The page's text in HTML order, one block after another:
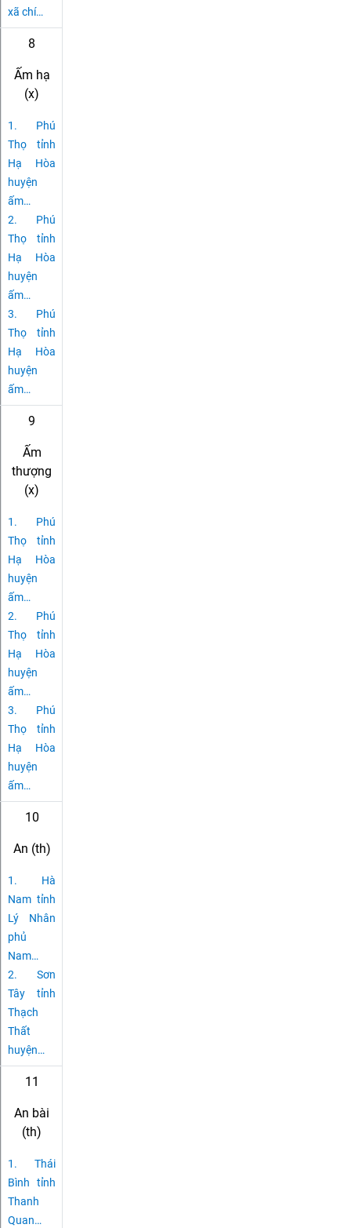
xã chí…
8
Ấm hạ
(x)
1. Phú
Thọ tỉnh
Hạ Hòa
huyện
ấm…
2. Phú
Thọ tỉnh
Hạ Hòa
huyện
ấm…
3. Phú
Thọ tỉnh
Hạ Hòa
huyện
ấm…
9
Ấm
thượng
(x)
1. Phú
Thọ tỉnh
Hạ Hòa
huyện
ấm…
2. Phú
Thọ tỉnh
Hạ Hòa
huyện
ấm…
3. Phú
Thọ tỉnh
Hạ Hòa
huyện
ấm…
10
An (th)
1. Hà
Nam tỉnh
Lý Nhân
phủ
Nam…
2. Sơn
Tây tỉnh
Thạch
Thất
huyện…
11
An bài
(th)
1. Thái
Bình tỉnh
Thanh
Quan…